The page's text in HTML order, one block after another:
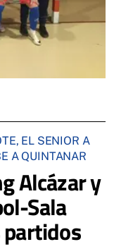
EL SENIOR A
A QUINTANAR
Alcázar y
Sala